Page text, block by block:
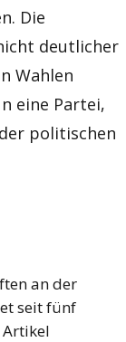
Die
deutlicher
Wahlen
eine Partei,
politischen
an der
seit fünf
Artikel